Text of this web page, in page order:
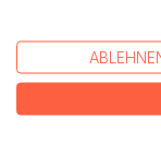
outstanding wit,
and unique
entrenched
answer all